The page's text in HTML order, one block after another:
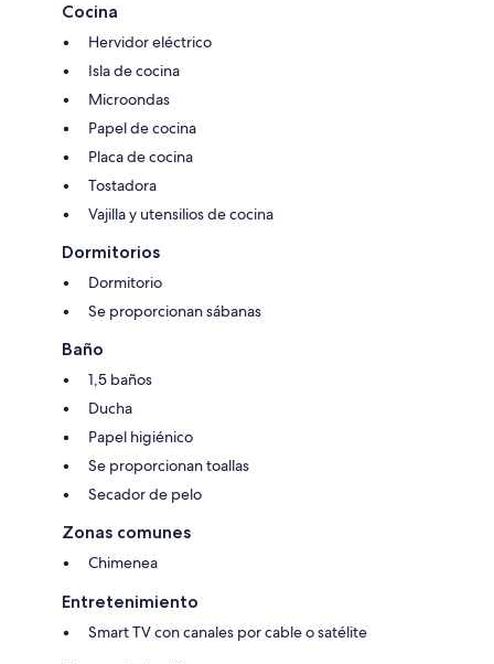
Cocina
Hervidor eléctrico
Isla de cocina
Microondas
Papel de cocina
Placa de cocina
Tostadora
Vajilla y utensilios de cocina
Dormitorios
Dormitorio
Se proporcionan sábanas
Baño
1,5 baños
Ducha
Papel higiénico
Se proporcionan toallas
Secador de pelo
Zonas comunes
Chimenea
Entretenimiento
Smart TV con canales por cable o satélite